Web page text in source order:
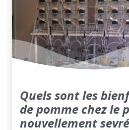
Quels sont les
de pomme chez le
nouvellement